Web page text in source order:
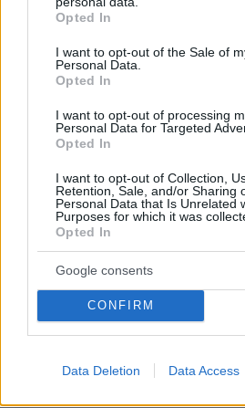
grant or deny consent to Google and
use your data for below specified
consent section.
Opted In
I want to opt-out of the Sale of
Personal Data.
Opted In
I want to opt-out of processing
Personal Data for Targeted
Opted In
I want to opt-out of Collection,
Retention, Sale, and/or Sharing
Personal Data that Is Unrelated
Purposes for which it was
Opted In
Google consents
CONFIRM
Data Deletion Data Access
ΑΠΑΝΤΗΣΗ
08.02.2024, 15:51
ΕΛΕΝΗ?
ΑΠΑΝΤΗΣΗ
ΠΡΟΣΘΗΚΗ
ΌΝΟΜΑ *
EMAIL